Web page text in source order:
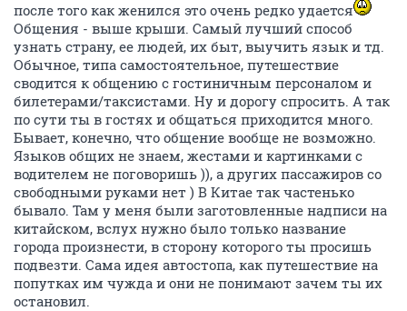
после того как женился это очень редко удается
Общения - выше крыши. Самый лучший способ
узнать страну, ее людей, их быт, выучить язык и тд.
Обычное, типа самостоятельное, путешествие
сводится к общению с гостиничным персоналом и
билетерами/таксистами. Ну и дорогу спросить. А так
по сути ты в гостях и общаться приходится много.
Бывает, конечно, что общение вообще не возможно.
Языков общих не знаем, жестами и картинками с
водителем не поговоришь )), а других пассажиров со
свободными руками нет ) В Китае так частенько
бывало. Там у меня были заготовленные надписи на
китайском, вслух нужно было только название
города произнести, в сторону которого ты просишь
подвезти. Сама идея автостопа, как путешествие на
попутках им чужда и они не понимают зачем ты их
остановил.